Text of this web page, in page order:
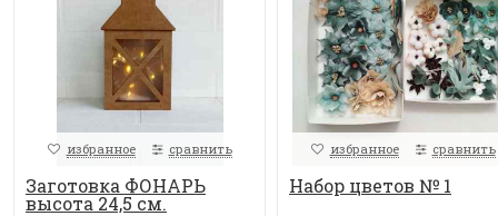
избранное сравнить
Заготовка ФОНАРЬ
высота 24,5 см.
избранное сравнить
Набор цветов № 1